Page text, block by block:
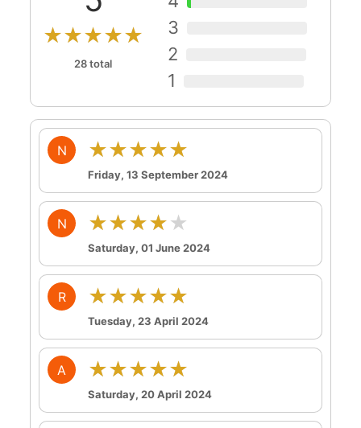
★★★★★
28 total
3
2
1
N ★★★★★
Friday, 13 September 2024
N ★★★★★
Saturday, 01 June 2024
R ★★★★★
Tuesday, 23 April 2024
A ★★★★★
Saturday, 20 April 2024